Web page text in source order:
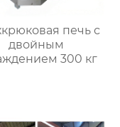
печь с
двойным
300 кг